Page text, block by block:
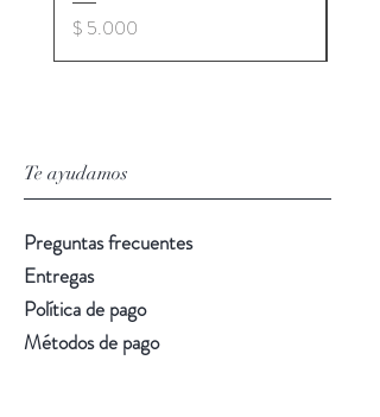
Precio
$ 5.000
Te ayudamos
Preguntas frecuentes
Entregas
Política de pago
Métodos de pago